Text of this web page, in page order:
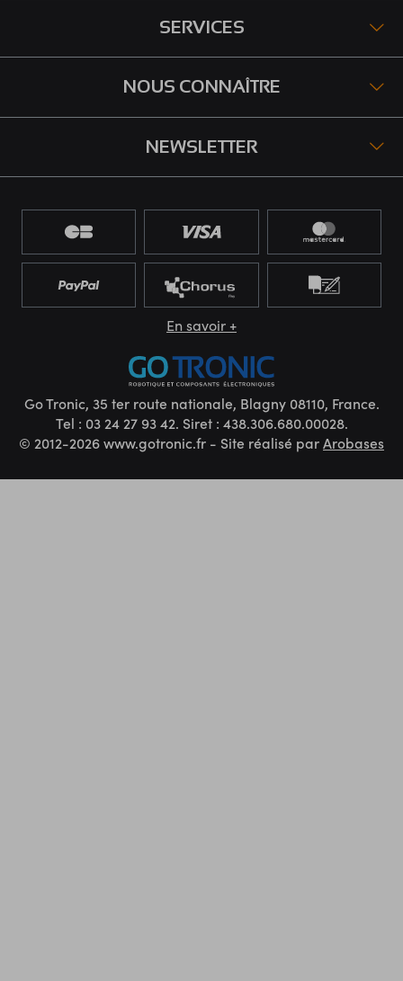
SERVICES
NOUS CONNAÎTRE
NEWSLETTER
En savoir +
Go Tronic, 35 ter route nationale, Blagny 08110, France.
Tel : 03 24 27 93 42. Siret : 438.306.680.00028.
© 2012-2026 www.gotronic.fr - Site réalisé parArobases